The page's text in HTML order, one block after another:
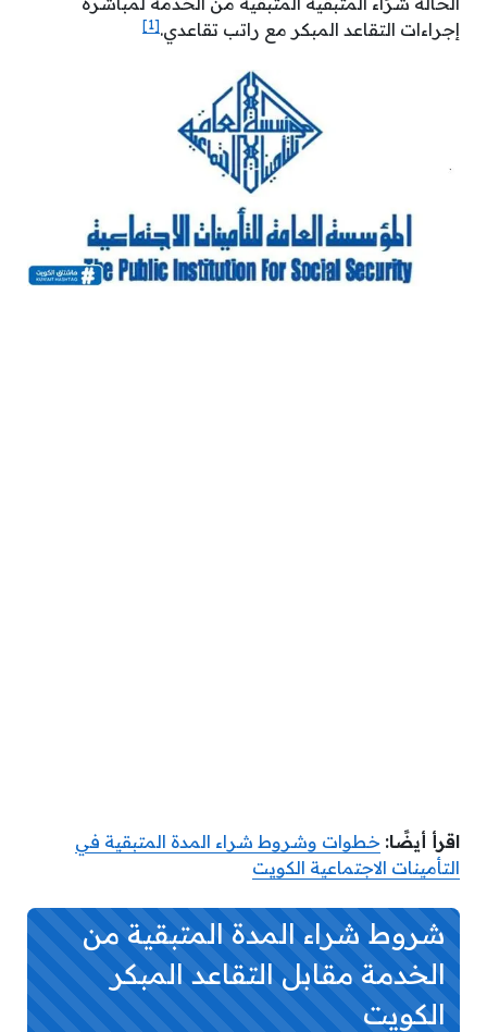
إجراءات التقاعد المبكر مع راتب تقاعدي.[1]
اقرأ أيضًا: خطوات وشروط شراء المدة المتبقية في
التأمينات الاجتماعية الكويت
شروط شراء المدة المتبقية من
الخدمة مقابل التقاعد المبكر
الكويت